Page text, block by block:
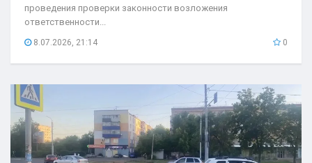
проведения проверки законности возложения
ответственности...
8.07.2026, 21:14 0